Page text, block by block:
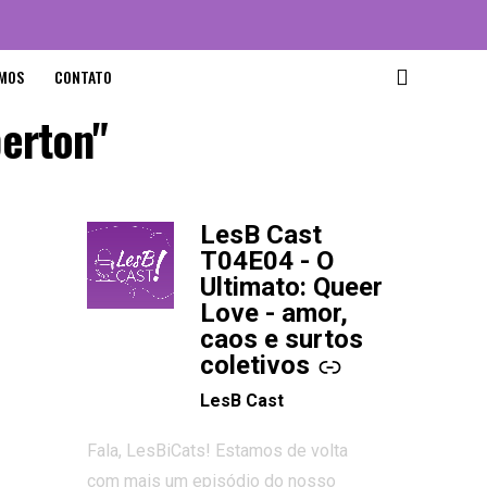
CONTATO
LesB Cast
T04E04 - O
Ultimato: Queer
Love - amor,
caos e surtos
coletivos
-
LesB Cast
Fala, LesBiCats! Estamos de volta
com mais um episódio do nosso